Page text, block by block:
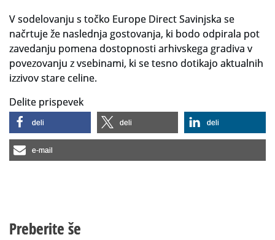
V sodelovanju s točko Europe Direct Savinjska se
načrtuje že naslednja gostovanja, ki bodo odpirala pot
zavedanju pomena dostopnosti arhivskega gradiva v
povezovanju z vsebinami, ki se tesno dotikajo aktualnih
izzivov stare celine.
Delite prispevek
deli deli deli
e-mail
Preberite še